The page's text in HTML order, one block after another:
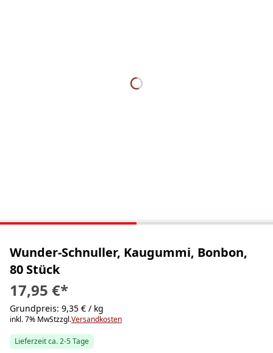
Wunder-Schnuller, Kaugummi, Bonbon,
80 Stück
17,95 €*
Grundpreis: 9,35 € / kg
inkl. 7% MwStzzgl.Versandkosten
Lieferzeit ca. 2-5 Tage